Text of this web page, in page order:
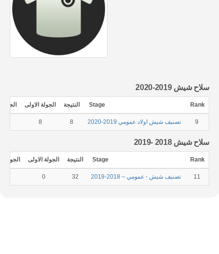
سلاح شيش 2019-2020
Rank
Stage النتيجة الجولة الاولى الجولة
9 تصنيف شيش اولاد عمومي 2019-2020 8
8
سلاح شيش 2018 -2019
Rank
Stage النتيجة الجولة الاولى الجولة
11 تصنيف شيش - عمومي – 2018-2019 32
0